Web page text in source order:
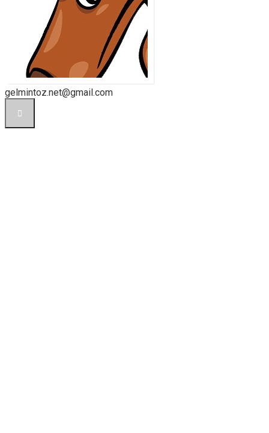
gelmintoz.net@gmail.com